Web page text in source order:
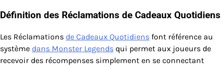
Définition des Réclamations de Cadeaux Quotidiens
Les Réclamations de Cadeaux Quotidiens font référence au
système dans Monster Legends qui permet aux joueurs de
recevoir des récompenses simplement en se connectant